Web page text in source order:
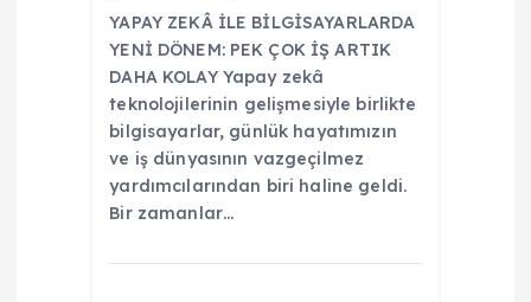
YAPAY ZEKÂ İLE BİLGİSAYARLARDA
YENİ DÖNEM: PEK ÇOK İŞ ARTIK
DAHA KOLAY Yapay zekâ
teknolojilerinin gelişmesiyle birlikte
bilgisayarlar, günlük hayatımızın
ve iş dünyasının vazgeçilmez
yardımcılarından biri haline geldi.
Bir zamanlar…